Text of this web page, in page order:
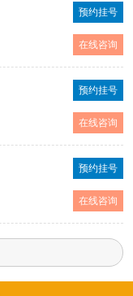
预约挂号
在线咨询
预约挂号
在线咨询
预约挂号
在线咨询